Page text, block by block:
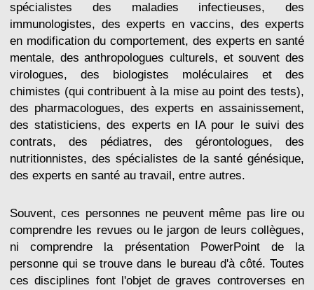
spécialistes des maladies infectieuses, des
immunologistes, des experts en vaccins, des experts
en modification du comportement, des experts en santé
mentale, des anthropologues culturels, et souvent des
virologues, des biologistes moléculaires et des
chimistes (qui contribuent à la mise au point des tests),
des pharmacologues, des experts en assainissement,
des statisticiens, des experts en IA pour le suivi des
contrats, des pédiatres, des gérontologues, des
nutritionnistes, des spécialistes de la santé génésique,
des experts en santé au travail, entre autres.
Souvent, ces personnes ne peuvent même pas lire ou
comprendre les revues ou le jargon de leurs collègues,
ni comprendre la présentation PowerPoint de la
personne qui se trouve dans le bureau d'à côté. Toutes
ces disciplines font l'objet de graves controverses en